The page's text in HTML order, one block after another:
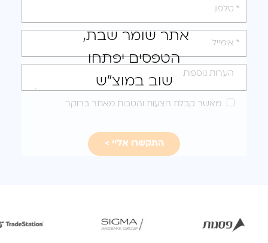
אתר שומר שבת,
הטפסים יפתחו
שוב במוצ"ש
את
טופס
לקבלת
הצעה
מותאמת
מאשר קבלת הצעות והטבות מאתר ברוקר
לפתיחת
לפתיחת